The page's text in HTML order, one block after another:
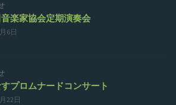
楽家協会定期演奏会
6日
プロムナードコンサート
22日